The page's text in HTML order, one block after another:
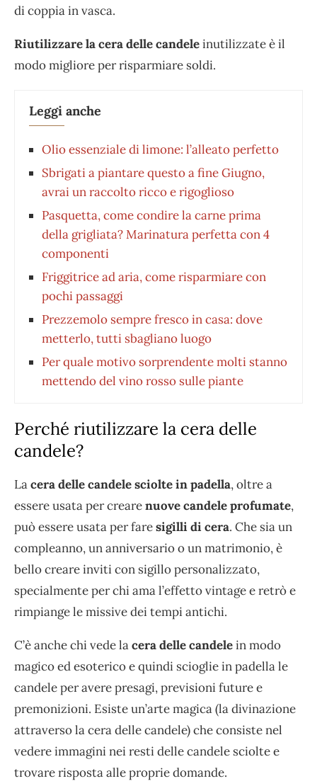
di coppia in vasca.
Riutilizzare la cera delle candeleinutilizzate è il
modo migliore per risparmiare soldi.
Leggi anche
Olio essenziale di limone: l’alleato perfetto
Sbrigati a piantare questo a fine Giugno,
avrai un raccolto ricco e rigoglioso
Pasquetta, come condire la carne prima
della grigliata? Marinatura perfetta con 4
componenti
Friggitrice ad aria, come risparmiare con
pochi passaggi
Prezzemolo sempre fresco in casa: dove
metterlo, tutti sbagliano luogo
Per quale motivo sorprendente molti stanno
mettendo del vino rosso sulle piante
Perché riutilizzare la cera delle
candele?
Lacera delle candele sciolte in padella, oltre a
essere usata per crearenuove candele profumate,
può essere usata per faresigilli di cera. Che sia un
compleanno, un anniversario o un matrimonio, è
bello creare inviti con sigillo personalizzato,
specialmente per chi ama l’effetto vintage e retrò e
rimpiange le missive dei tempi antichi.
C’è anche chi vede lacera delle candelein modo
magico ed esoterico e quindi scioglie in padella le
candele per avere presagi, previsioni future e
premonizioni. Esiste un’arte magica (la divinazione
attraverso la cera delle candele) che consiste nel
vedere immagini nei resti delle candele sciolte e
trovare risposta alle proprie domande.